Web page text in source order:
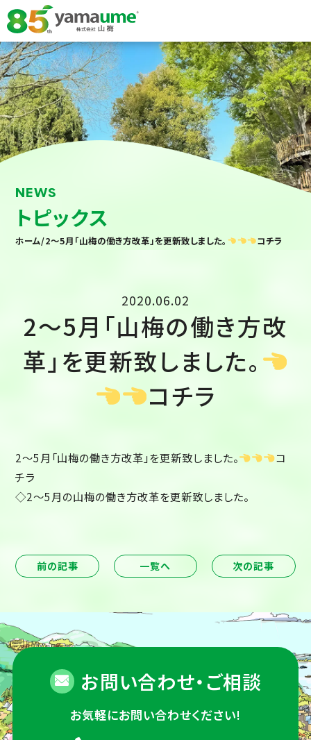
NEWS
トピックス
ホーム/2～5月「山梅の働き方改革」を更新致しました。 コチラ
2020.06.02
2～5月「山梅の働き方改
革」を更新致しました。
コチラ
2～5月「山梅の働き方改革」を更新致しました。
コ
チラ
◇2～5月の山梅の働き方改革を更新致しました。
前の記事 一覧へ 次の記事
お問い合わせ・ご相談
お気軽にお問い合わせください!